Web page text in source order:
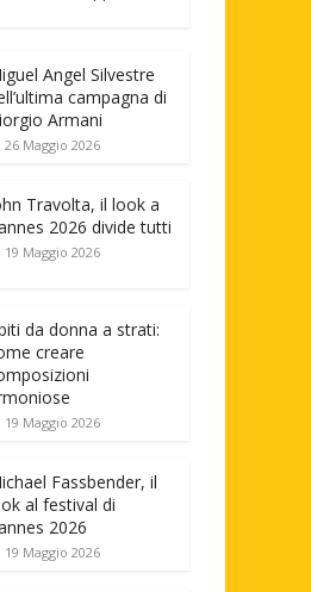
Angel Silvestre
campagna di
Armani
26 Maggio 2026
Travolta, il look a
2026 divide tutti
19 Maggio 2026
da donna a strati:
creare
19 Maggio 2026
Fassbender, il
al festival di
2026
19 Maggio 2026